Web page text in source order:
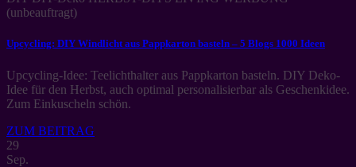
(unbeauftragt)
Upcycling: DIY Windlicht aus Pappkarton basteln – 5 Blogs 1000 Ideen
Upcycling-Idee: Teelichthalter aus Pappkarton basteln. DIY Deko-
Idee für den Herbst, auch optimal personalisierbar als Geschenkidee.
Zum Einkuscheln schön.
ZUM BEITRAG
29
Sep.